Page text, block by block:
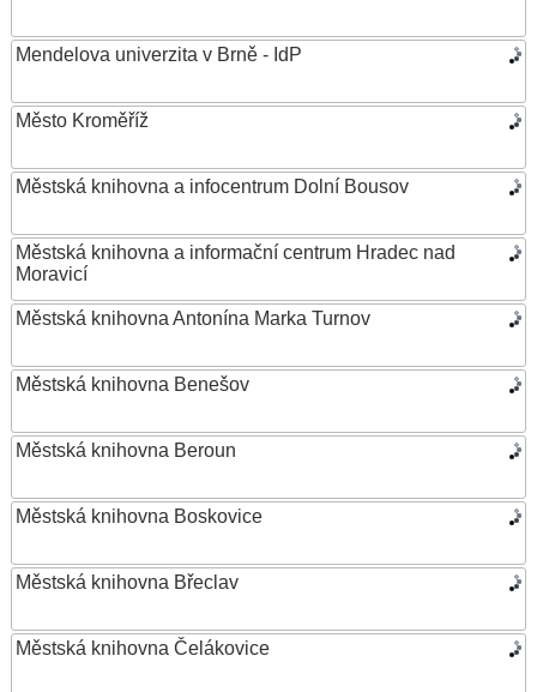
Mendelova univerzita v Brně - IdP
Město Kroměříž
Městská knihovna a infocentrum Dolní Bousov
Městská knihovna a informační centrum Hradec nad
Moravicí
Městská knihovna Antonína Marka Turnov
Městská knihovna Benešov
Městská knihovna Beroun
Městská knihovna Boskovice
Městská knihovna Břeclav
Městská knihovna Čelákovice